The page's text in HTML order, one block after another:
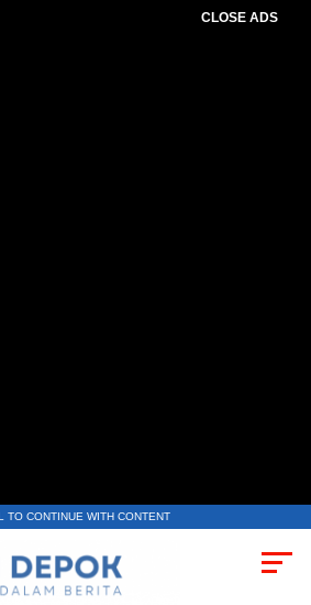
CLOSE ADS
TO CONTINUE WITH CONTENT